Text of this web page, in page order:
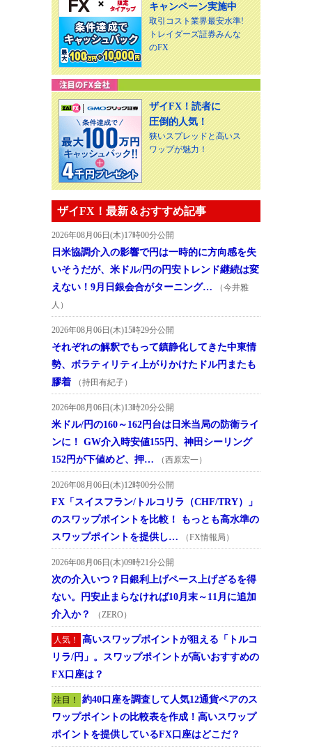
キャンペーン実施中
取引コスト業界最安水準!
トレイダーズ証券みんな
のFX
ザイFX！読者に
圧倒的人気！
狭いスプレッドと高いス
ワップが魅力！
ザイFX！最新＆おすすめ記事
2026年08月06日(木)17時00分公開
日米協調介入の影響で円は一時的に方向感を失
いそうだが、米ドル/円の円安トレンド継続は変
えない！9月日銀会合がターニング…
（今井雅
人）
2026年08月06日(木)15時29分公開
それぞれの解釈でもって鎮静化してきた中東情
勢、ボラティリティ上がりかけたドル円またも
膠着
（持田有紀子）
2026年08月06日(木)13時20分公開
米ドル/円の160～162円台は日米当局の防衛ライ
ンに！ GW介入時安値155円、神田シーリング
152円が下値めど、押…
（西原宏一）
2026年08月06日(木)12時00分公開
FX「スイスフラン/トルコリラ（CHF/TRY）」
のスワップポイントを比較！ もっとも高水準の
スワップポイントを提供し…
（FX情報局）
2026年08月06日(木)09時21分公開
次の介入いつ？日銀利上げペース上げざるを得
ない。円安止まらなければ10月末～11月に追加
介入か？
（ZERO）
人気！
高いスワップポイントが狙える「トルコ
リラ/円」。スワップポイントが高いおすすめの
FX口座は？
注目！
約40口座を調査して人気12通貨ペアのス
ワップポイントの比較表を作成！高いスワップ
ポイントを提供しているFX口座はどこだ？